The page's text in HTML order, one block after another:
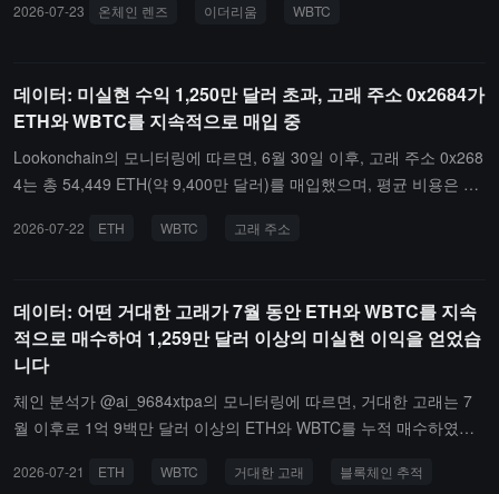
포함됩니다.관련 자산 출처에는 Spark Fi 출금, Lido Finance의 스테
2026-07-23 온체인 렌즈 이더리움 WBTC
데이터: 미실현 수익 1,250만 달러 초과, 고래 주소 0x2684가
ETH와 WBTC를 지속적으로 매입 중
Lookonchain의 모니터링에 따르면, 6월 30일 이후, 고래 주소 0x268
4는 총 54,449 ETH(약 9,400만 달러)를 매입했으며, 평균 비용은 1,7
며, 평균 비용은 63,950 달러입니다.현재 가격으로 계산할 때, 해당
2026-07-22 ETH WBTC 고래 주소
데이터: 어떤 거대한 고래가 7월 동안 ETH와 WBTC를 지속
적으로 매수하여 1,259만 달러 이상의 미실현 이익을 얻었습
니다
체인 분석가 @ai_9684xtpa의 모니터링에 따르면, 거대한 고래는 7
월 이후로 1억 9백만 달러 이상의 ETH와 WBTC를 누적 매수하였으
래는 다시 987만 달러의 WBTC를 추가 매수했습니다.이번 추가 매수
2026-07-21 ETH WBTC 거대한 고래 블록체인 추적